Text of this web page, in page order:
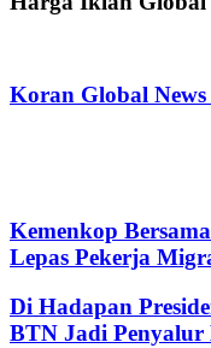
Koran Global
Kemenkop
Lepas Pekerja
Di Hadapan
BTN Jadi Penyalur